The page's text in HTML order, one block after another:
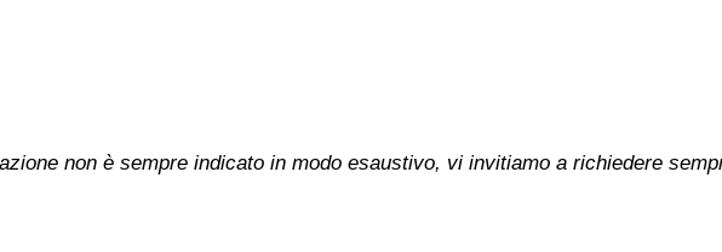
non è sempre indicato in modo esaustivo, vi invitiamo a richiedere